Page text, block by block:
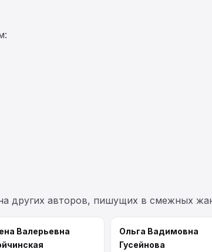
других авторов, пишущих в смежных
Валерьевна
Ольга Вадимовна
Гусейнова